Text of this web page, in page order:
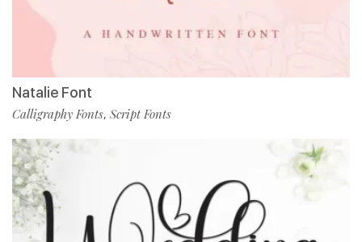
Natalie Font
Calligraphy Fonts, Script Fonts